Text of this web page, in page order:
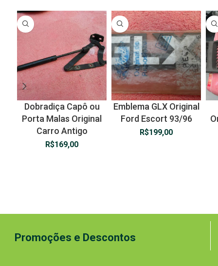
Dobradiça Capô ou
Porta Malas Original
Carro Antigo
R$169,00
Emblema GLX Original
Ford Escort 93/96
R$199,00
Promoções e Descontos